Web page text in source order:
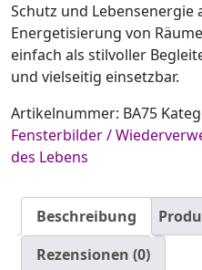
Schutz und Lebensenergie
Energetisierung von
einfach als stilvoller
und vielseitig einsetzbar.
Artikelnummer: BA75
Fensterbilder /
des Lebens
Beschreibung
Rezensionen (0)